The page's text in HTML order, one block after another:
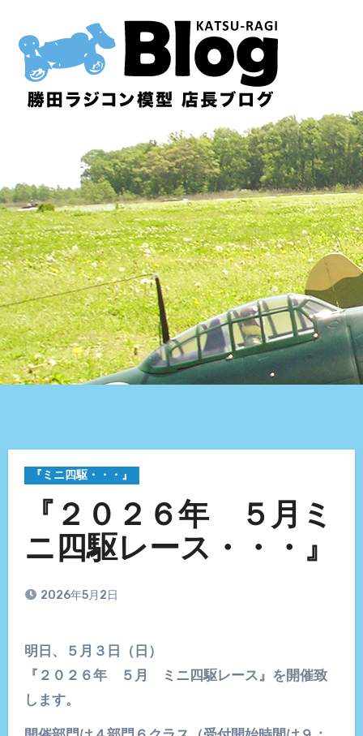
『ミニ四駆・・・』
『２０２６年 ５月ミ
ニ四駆レース・・・』
2026年5月2日
明日、５月３日（日）
『２０２６年 ５月 ミニ四駆レース』を開催致
します。